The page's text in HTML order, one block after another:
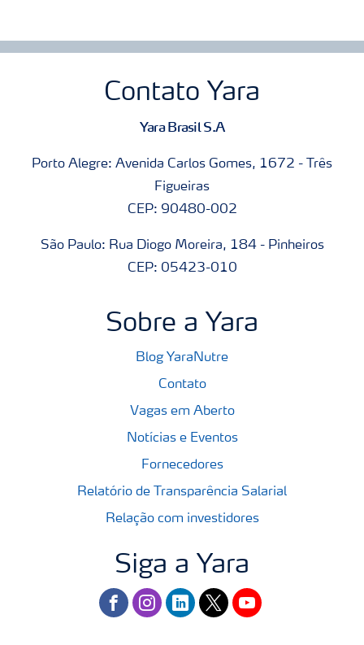
Contato Yara
Yara Brasil S.A
Porto Alegre: Avenida Carlos Gomes, 1672 - Três
Figueiras
CEP: 90480-002
São Paulo: Rua Diogo Moreira, 184 - Pinheiros
CEP: 05423-010
Sobre a Yara
Blog YaraNutre
Contato
Vagas em Aberto
Notícias e Eventos
Fornecedores
Relatório de Transparência Salarial
Relação com investidores
Siga a Yara
facebookinstagram
linkedintwitteryoutube